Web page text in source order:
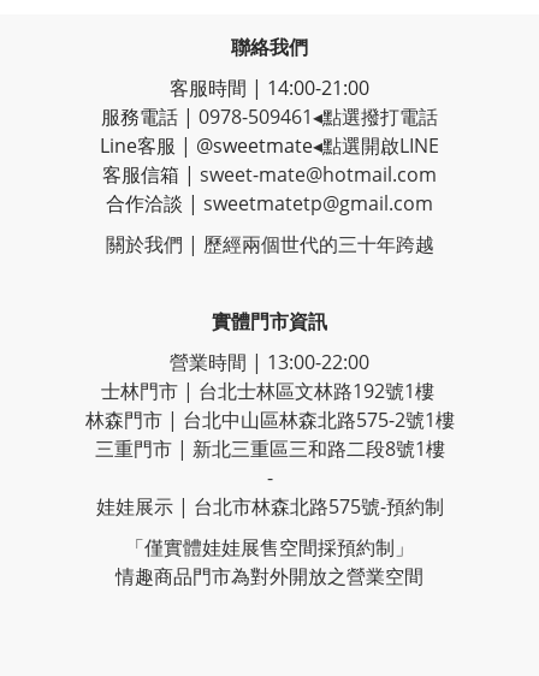
聯絡我們
客服時間 | 14:00-21:00
服務電話 | 0978-509461◂點選撥打電話
Line客服 | @sweetmate◂點選開啟LINE
客服信箱 | sweet-mate@hotmail.com
合作洽談 | sweetmatetp@gmail.com
關於我們 | 歷經兩個世代的三十年跨越
實體門市資訊
營業時間 | 13:00-22:00
士林門市 | 台北士林區文林路192號1樓
林森門市 | 台北中山區林森北路575-2號1樓
三重門市 | 新北三重區三和路二段8號1樓
-
娃娃展示 | 台北市林森北路575號-預約制
「僅實體娃娃展售空間採預約制」
情趣商品門市為對外開放之營業空間